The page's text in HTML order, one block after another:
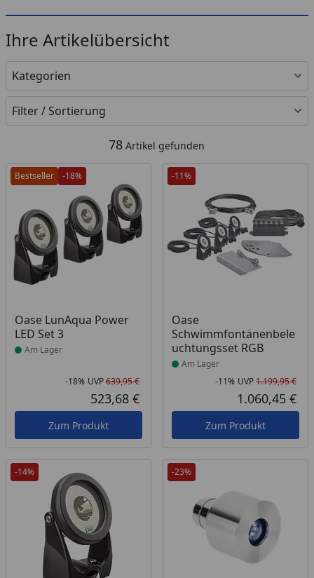
Ihre Artikelübersicht
Kategorien
Filter / Sortierung
78 Artikel gefunden
Bestseller -18%
Oase LunAqua Power
LED Set 3
Produkt am Lager
Am Lager
Rabatt in Prozent
-18%
Ursprünglicher Preis
UVP639,95 €
Aktueller Preis
523,68 €
Zum Produkt
-11%
Oase
Schwimmfontänenbele
uchtungsset RGB
Produkt am Lager
Am Lager
-11% UVP1.199,95 €
1.060,45 €
Zum Produkt
-14% -23%